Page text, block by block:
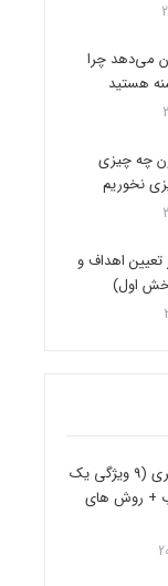
می‌دهد چرا
هستید
چه چیزی
نخوریم
اهداف و
اول)
بهترین جراح لاغری (9 ویژگی یک
+ روش های